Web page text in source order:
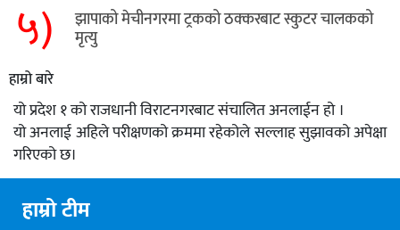
५) ​झापाको मेचीनगरमा ट्रकको ठक्करबाट स्कुटर चालकको
मृत्यु
हाम्रो बारे
यो प्रदेश १ को राजधानी विराटनगरबाट संचालित अनलाईन हो ।
यो अनलाई अहिले परीक्षणको क्रममा रहेकोले सल्लाह सुझावको अपेक्षा
गरिएको छ।
हाम्रो टीम